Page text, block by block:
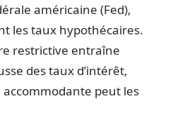
américaine (Fed),
les taux hypothécaires.
restrictive entraîne
des taux d’intérêt,
peut les